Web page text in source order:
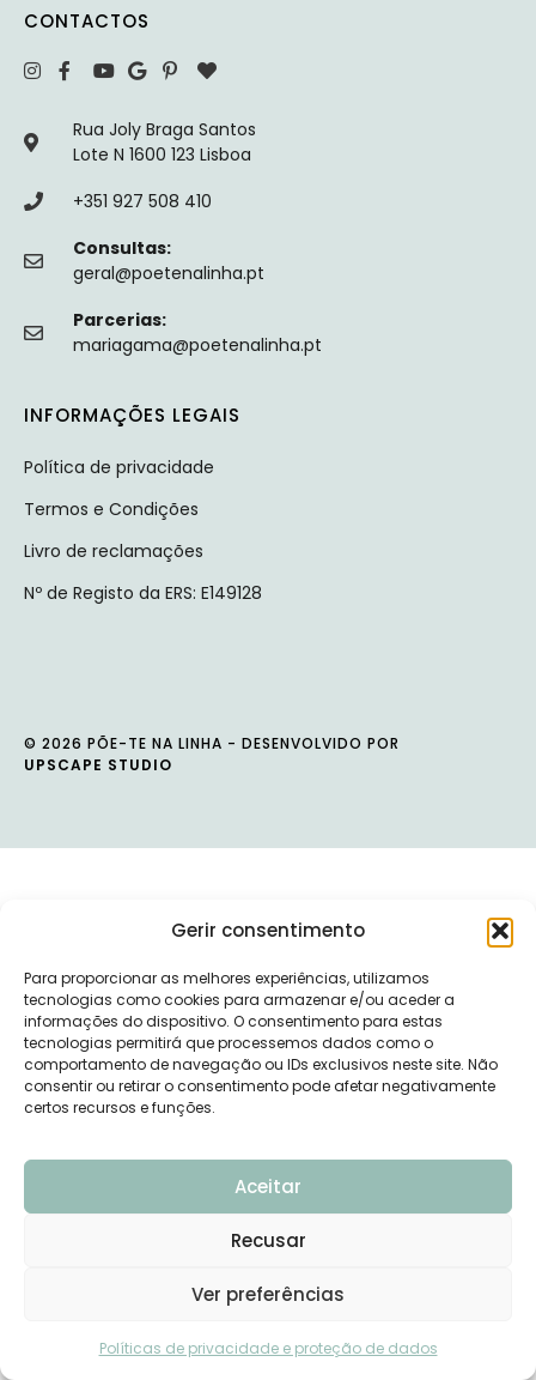
Gerir consentimento
Para proporcionar as melhores experiências, utilizamos
tecnologias como cookies para armazenar e/ou aceder a
informações do dispositivo. O consentimento para estas
tecnologias permitirá que processemos dados como o
comportamento de navegação ou IDs exclusivos neste site. Não
consentir ou retirar o consentimento pode afetar negativamente
certos recursos e funções.
Aceitar
Recusar
Ver preferências
Políticas de privacidade e proteção de dados
CONTACTOS
Rua Joly Braga Santos
Lote N 1600 123 Lisboa
+351 927 508 410
Consultas:
geral@poetenalinha.pt
Parcerias:
mariagama@poetenalinha.pt
INFORMAÇÕES LEGAIS
Política de privacidade
Termos e Condições
Livro de reclamações
Nº de Registo da ERS: E149128
© 2026 PÕE-TE NA LINHA - DESENVOLVIDO POR
UPSCAPE STUDIO
Precisas de ajuda?